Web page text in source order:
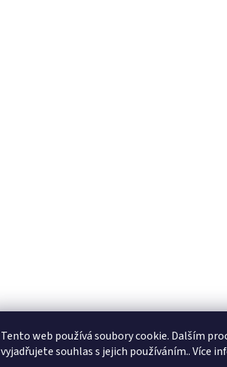
Tento web používá soubory cookie. Dalším
vyjadřujete souhlas s jejich používáním.. Více